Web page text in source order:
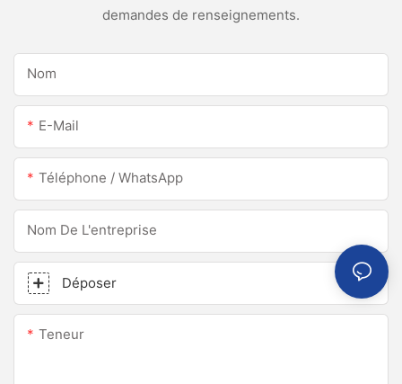
demandes de renseignements.
Nom
E-Mail
Téléphone / WhatsApp
Nom De L'entreprise
Déposer
Teneur